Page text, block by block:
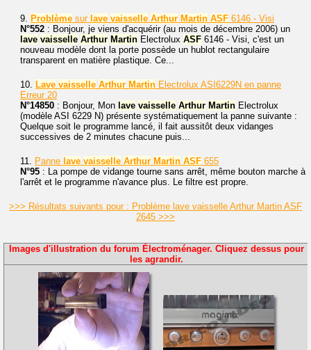
9. Problème sur lave vaisselle Arthur Martin ASF 6146 - Visi
N°552 : Bonjour, je viens d'acquérir (au mois de décembre 2006) un
lave vaisselle Arthur Martin Electrolux ASF 6146 - Visi, c'est un
nouveau modèle dont la porte possède un hublot rectangulaire
transparent en matière plastique. Ce...
10. Lave vaisselle Arthur Martin Electrolux ASI6229N en panne
Erreur 20
N°14850 : Bonjour, Mon lave vaisselle Arthur Martin Electrolux
(modèle ASI 6229 N) présente systématiquement la panne suivante :
Quelque soit le programme lancé, il fait aussitôt deux vidanges
successives de 2 minutes chacune puis...
11. Panne lave vaisselle Arthur Martin ASF 655
N°95 : La pompe de vidange tourne sans arrêt, même bouton marche à
l'arrêt et le programme n'avance plus. Le filtre est propre.
>>> Résultats suivants pour : Problème lave vaisselle Arthur Martin ASF
2645 >>>
Images d'illustration du forum Électroménager. Cliquez dessus pour
les agrandir.